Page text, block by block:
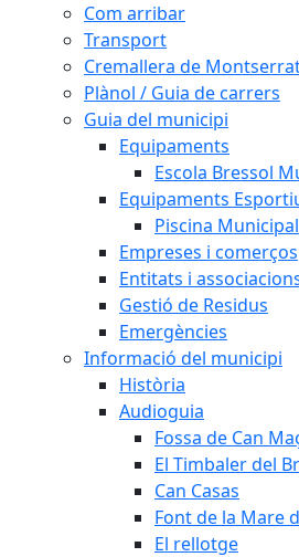
Com arribar
Transport
Cremallera de
Plànol / Guia de carrers
Guia del municipi
Equipaments
Escola Bressol
Equipaments
Piscina Municipal
Empreses i comerços
Entitats i
Gestió de Residus
Emergències
Informació del municipi
Història
Audioguia
Fossa de Can
El Timbaler del
Can Casas
Font de la Mare
El rellotge